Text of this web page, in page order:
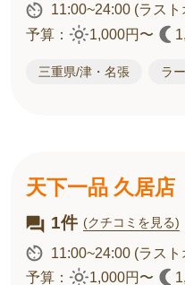
11:00~24:00 (ラス
予算：
1,000円〜
三重県/津・名張 ラ
天下一品 久居店
1件 (クチコミを見る)
11:00~24:00 (ラス
予算：
1,000円〜